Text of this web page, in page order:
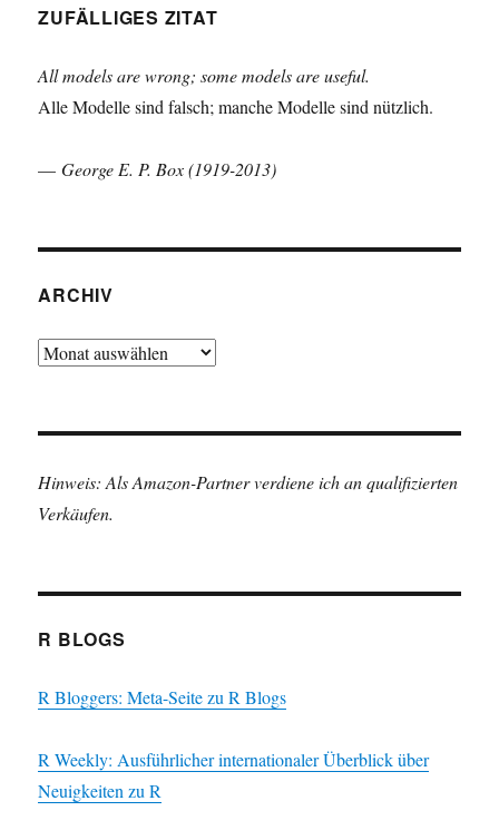
ZUFÄLLIGES ZITAT
All models are wrong; some models are useful.
Alle Modelle sind falsch; manche Modelle sind nützlich.
—George E. P. Box (1919-2013)
ARCHIV
Archiv
Hinweis: Als Amazon-Partner verdiene ich an qualifizierten
Verkäufen.
R BLOGS
R Bloggers: Meta-Seite zu R Blogs
R Weekly: Ausführlicher internationaler Überblick über
Neuigkeiten zu R